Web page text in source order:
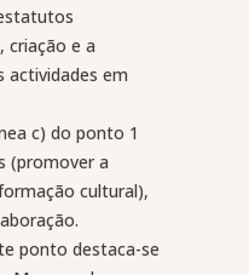
criação e a
actividades em
c) do ponto 1
(promover a
cultural),
ponto destaca-se